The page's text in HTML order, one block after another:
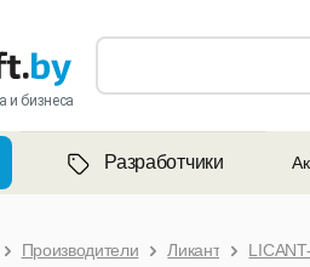
и бизнеса
Разработчики
Производители Ликант